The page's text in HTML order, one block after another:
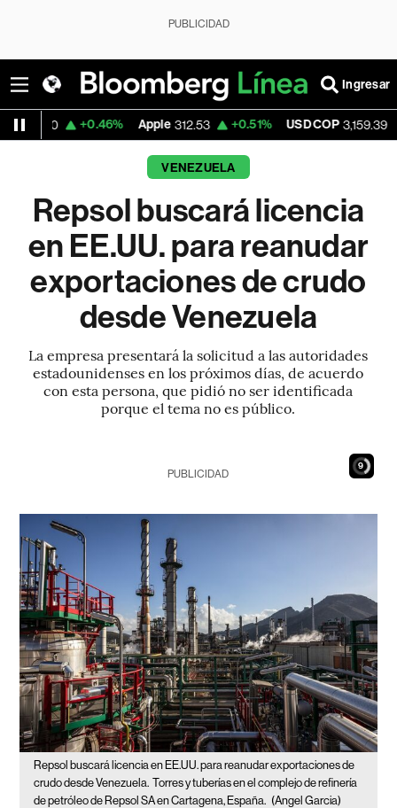
PUBLICIDAD
Ingresar
Apple 312.53 +0.51% USD COP 3,159.39 -0.52%
VENEZUELA
Repsol buscará licencia
en EE.UU. para reanudar
exportaciones de crudo
desde Venezuela
La empresa presentará la solicitud a las autoridades
estadounidenses en los próximos días, de acuerdo
con esta persona, que pidió no ser identificada
porque el tema no es público.
8
PUBLICIDAD
Repsol buscará licencia en EE.UU. para reanudar exportaciones de
crudo desde Venezuela. Torres y tuberías en el complejo de refinería
de petróleo de Repsol SA en Cartagena, España. (Angel Garcia)